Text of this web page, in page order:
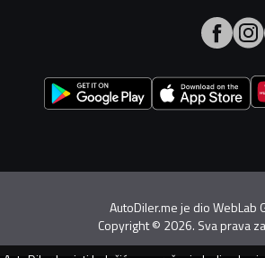
AutoDiler.me je dioWebLab
Copyright© 2026. Sva prava